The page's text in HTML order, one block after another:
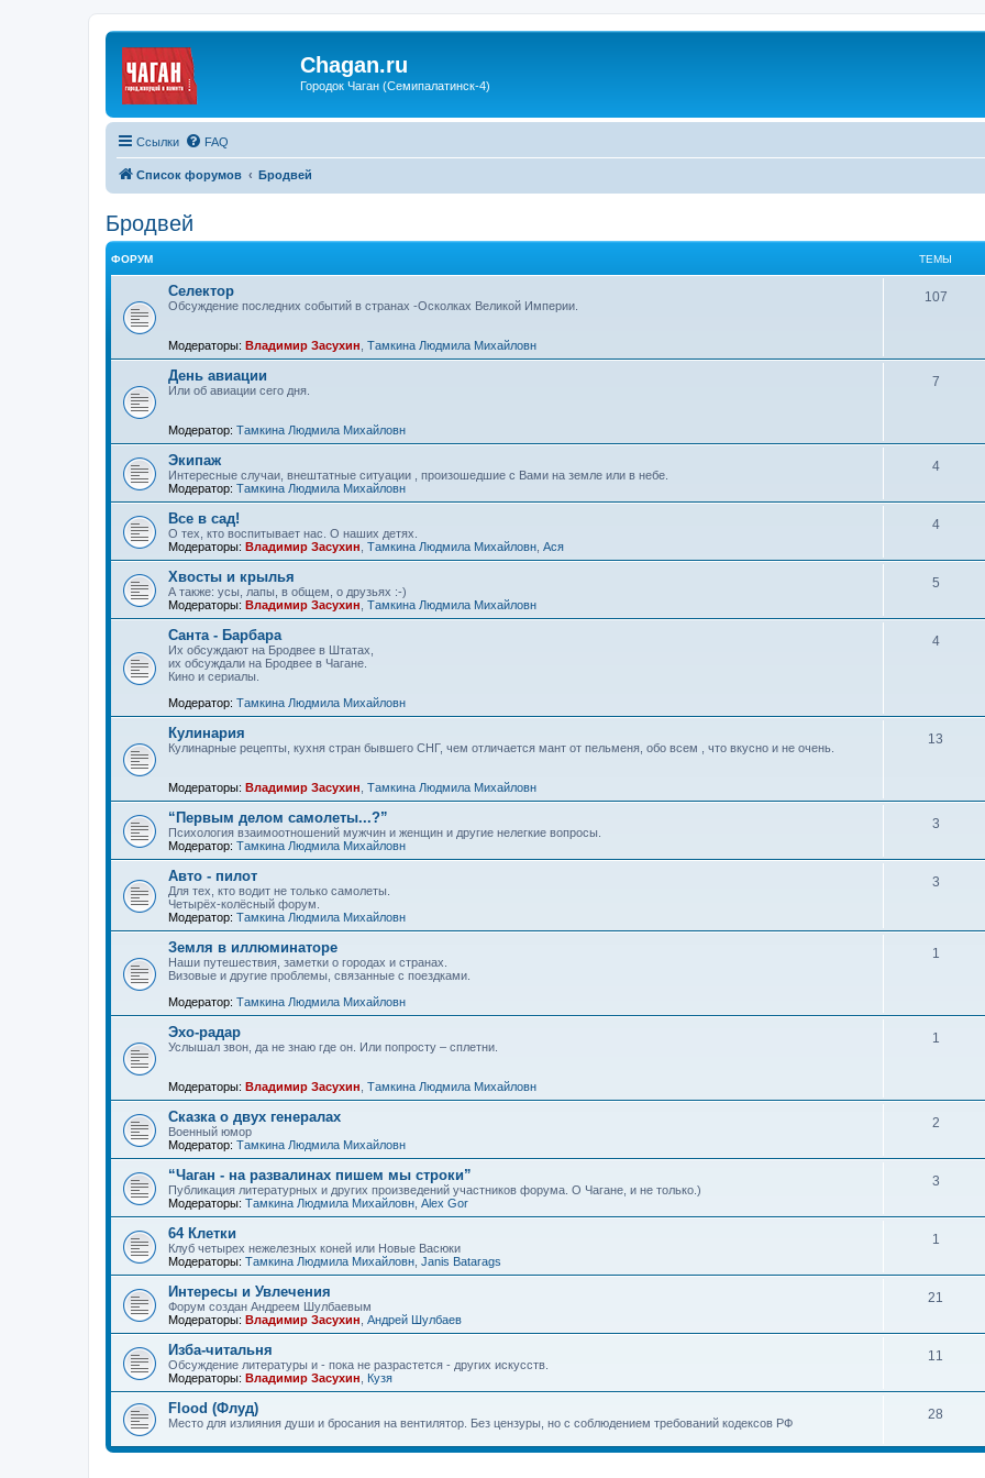
Chagan.ru
Городок Чаган (Семипалатинск-4)
Ссылки FAQ
Список форумов Бродвей
Бродвей
ФОРУМ ТЕМЫ
Селектор
Обсуждение последних событий в странах -Осколках Великой Империи.
Модераторы: Владимир Засухин Тамкина Людмила Михайловн
107
День авиации
Или об авиации сего дня.
Модератор: Тамкина Людмила Михайловн
7
Экипаж
Интересные случаи, внештатные ситуации , произошедшие с Вами на земле или в небе.
Модератор: Тамкина Людмила Михайловн
4
Все в сад!
О тех, кто воспитывает нас. О наших детях.
Модераторы: Владимир Засухин Тамкина Людмила Михайловн Ася
4
Хвосты и крылья
А также: усы, лапы, в общем, о друзьях :-)
Модераторы: Владимир Засухин Тамкина Людмила Михайловн
5
Санта - Барбара
Их обсуждают на Бродвее в Штатах,
их обсуждали на Бродвее в Чагане.
Кино и сериалы.
Модератор: Тамкина Людмила Михайловн
4
Кулинария
Кулинарные рецепты, кухня стран бывшего СНГ, чем отличается мант от пельменя, обо всем , что вкусно и не очень.
Модераторы: Владимир Засухин Тамкина Людмила Михайловн
13
“Первым делом самолеты...?”
Психология взаимоотношений мужчин и женщин и другие нелегкие вопросы.
Модератор: Тамкина Людмила Михайловн
3
Авто - пилот
Для тех, кто водит не только самолеты.
Четырёх-колёсный форум.
Модератор: Тамкина Людмила Михайловн
3
Земля в иллюминаторе
Наши путешествия, заметки о городах и странах.
Визовые и другие проблемы, связанные с поездками.
Модератор: Тамкина Людмила Михайловн
1
Эхо-радар
Услышал звон, да не знаю где он. Или попросту – сплетни.
Модераторы: Владимир Засухин Тамкина Людмила Михайловн
1
Сказка о двух генералах
Военный юмор
Модератор: Тамкина Людмила Михайловн
2
“Чаган - на развалинах пишем мы строки”
Публикация литературных и других произведений участников форума. О Чагане, и не только.)
Модераторы: Тамкина Людмила Михайловн Alex Gor
3
64 Клетки
Клуб четырех нежелезных коней или Новые Васюки
Модераторы: Тамкина Людмила Михайловн Janis Batarags
1
Интересы и Увлечения
Форум создан Андреем Шулбаевым
Модераторы: Владимир Засухин Андрей Шулбаев
21
Изба-читальня
Обсуждение литературы и - пока не разрастется - других искусств.
Модераторы: Владимир Засухин Кузя
11
Flood (Флуд)
Место для излияния души и бросания на вентилятор. Без цензуры, но с соблюдением требований кодексов РФ
28